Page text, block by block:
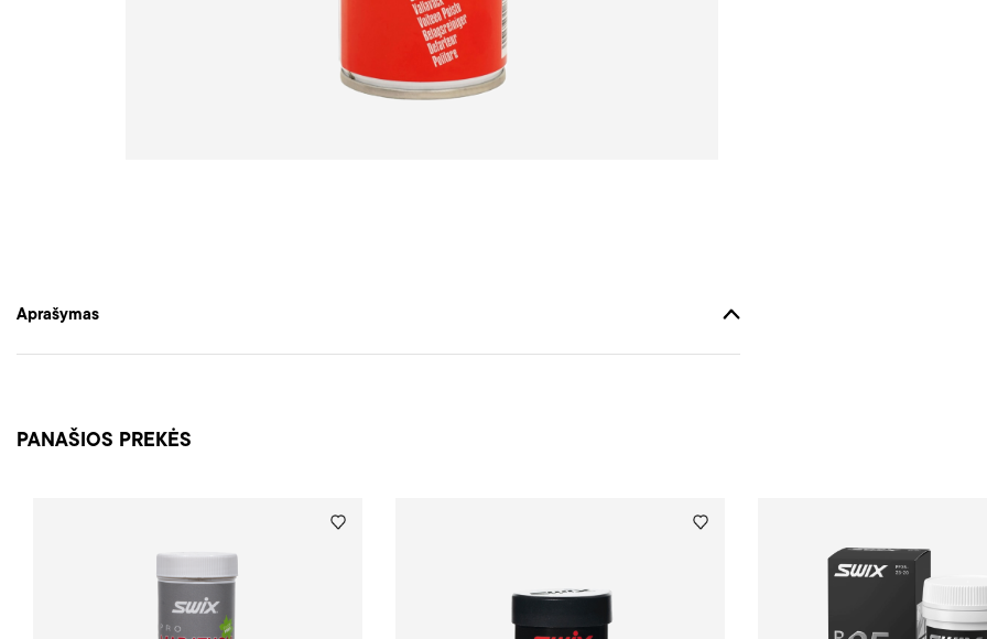
Aprašymas
PANAŠIOS PREKĖS